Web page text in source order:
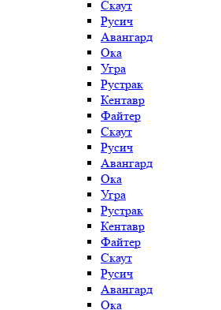
Скаут
Русич
Авангард
Ока
Угра
Рустрак
Кентавр
Файтер
Скаут
Русич
Авангард
Ока
Угра
Рустрак
Кентавр
Файтер
Скаут
Русич
Авангард
Ока